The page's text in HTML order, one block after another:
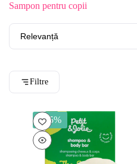
Sampon pentru copii
Filtre
- 25%